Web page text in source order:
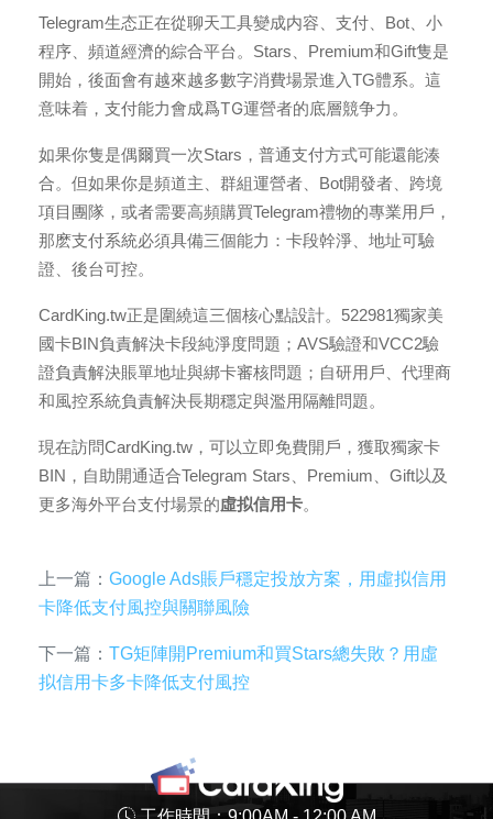
Telegram生态正在從聊天工具變成内容、支付、Bot、小
程序、頻道經濟的綜合平台。Stars、Premium和Gift隻是
開始，後面會有越來越多數字消費場景進入TG體系。 這
意味着，支付能力會成爲TG運營者的底層競争力。
如果你隻是偶爾買一次Stars，普通支付方式可能還能湊
合。但如果你是頻道主、群組運營者、Bot開發者、跨境
項目團隊，或者需要高頻購買Telegram禮物的專業用戶，
那麽支付系統必須具備三個能力：卡段幹淨、地址可驗
證、後台可控。
CardKing.tw正是圍繞這三個核心點設計。522981獨家美
國卡BIN負責解決卡段純淨度問題；AVS驗證和VCC2驗
證負責解決賬單地址與綁卡審核問題；自研用戶、代理商
和風控系統負責解決長期穩定與濫用隔離問題。
現在訪問CardKing.tw，可以立即免費開戶，獲取獨家卡
BIN，自助開通适合Telegram Stars、Premium、Gift以及
更多海外平台支付場景的虛拟信用卡。
上一篇： Google Ads賬戶穩定投放方案，用虛拟信用
卡降低支付風控與關聯風險
下一篇： TG矩陣開Premium和買Stars總失敗？用虛
拟信用卡多卡降低支付風控